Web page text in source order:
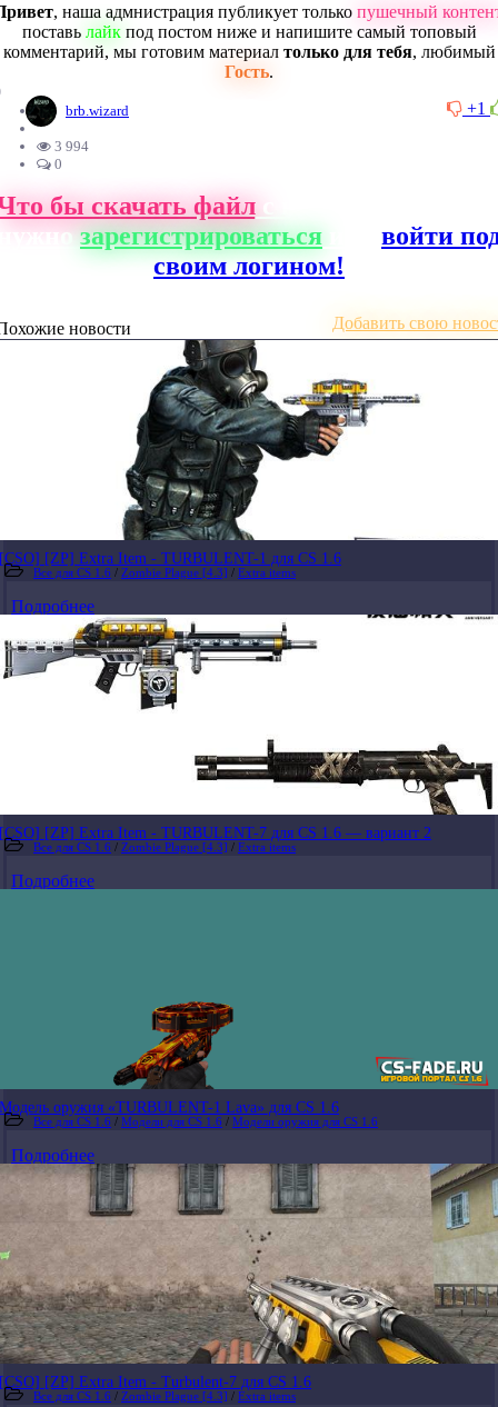
, наша адмнистрация публикует только пушечный
поставь лайкпод постом ниже и напишите самый топовый
комментарий, мы готовим материал только для тебя, любимый
Гость.
+1
brb.wizard
3 994
0
бы скачать файлс нашего сайта,
зарегистрироваться
войти
своим логином!
новости Добавить свою
[CSO] [ZP] Extra Item - TURBULENT-1 для CS 1.6
Все для CS 1.6 / Zombie Plague [4.3] / Extra items
Подробнее
[CSO] [ZP] Extra Item - TURBULENT-7 для CS 1.6 — вариант 2
Все для CS 1.6 / Zombie Plague [4.3] / Extra items
Подробнее
Модель оружия «TURBULENT-1 Lava» для CS 1.6
Все для CS 1.6 / Модели для CS 1.6 / Модели оружия для CS 1.6
Подробнее
[CSO] [ZP] Extra Item - Turbulent-7 для CS 1.6
Все для CS 1.6 / Zombie Plague [4.3] / Extra items